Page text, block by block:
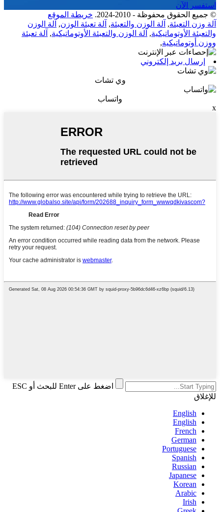
استفسر الآن
© جميع الحقوق محفوظة - 2010-2024.
خريطة الموقع
آلة وزن التعبئة, آلة الوزن والتعبئة, آلة تعبئة الوزن, آلة الوزن
والتعبئة الأوتوماتيكية, آلة الوزن والتعبئة الأوتوماتيكية, آلة تعبئة
ووزن أوتوماتيكية,
إرسال بريد إلكتروني
وي تشات
واتساب
x
اضغط على Enter للبحث أو ESC
للإغلاق
English
English
French
German
Portuguese
Spanish
Russian
Japanese
Korean
Arabic
Irish